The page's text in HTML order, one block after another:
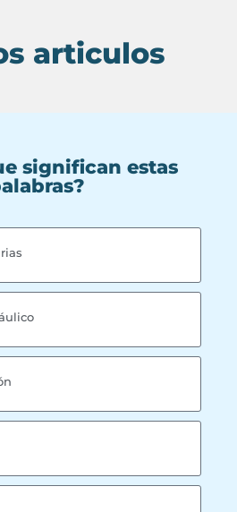
articulos
significan estas